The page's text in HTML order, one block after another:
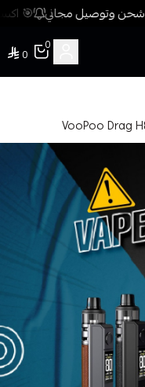
🎯
0
0